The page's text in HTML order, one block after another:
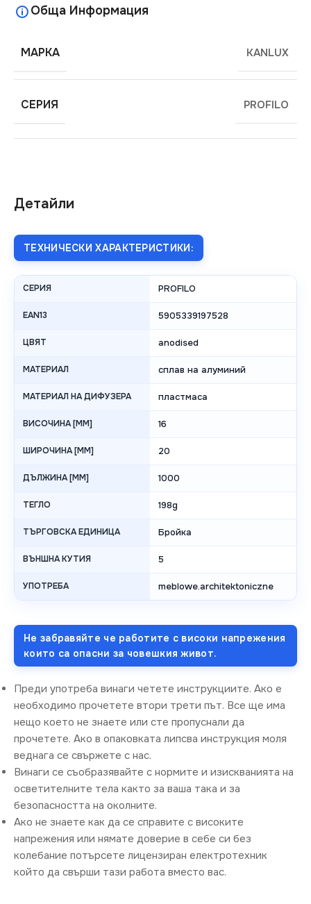
Детайли
ТЕХНИЧЕСКИ ХАРАКТЕРИСТИКИ:
СЕРИЯ PROFILO
EAN13 5905339197528
ЦВЯТ anodised
МАТЕРИАЛ сплав на алуминий
МАТЕРИАЛ НА ДИФУЗЕРА пластмаса
ВИСОЧИНА [MM] 16
ШИРОЧИНА [MM] 20
ДЪЛЖИНА [MM] 1000
ТЕГЛО 198g
ТЪРГОВСКА ЕДИНИЦА Бройка
ВЪНШНА КУТИЯ 5
УПОТРЕБА meblowe.architektoniczne
Не забравяйте че работите с високи напрежения
които са опасни за човешкия живот.
Преди употреба винаги четете инструкциите. Ако е
необходимо прочетете втори трети път. Все ще има
нещо което не знаете или сте пропуснали да
прочетете. Ако в опаковката липсва инструкция моля
веднага се свържете с нас.
Винаги се съобразявайте с нормите и изискванията на
осветителните тела както за ваша така и за
безопасността на околните.
Ако не знаете как да се справите с високите
напрежения или нямате доверие в себе си без
колебание потърсете лицензиран електротехник
който да свърши тази работа вместо вас.
Обща Информация
МАРКА KANLUX
СЕРИЯ PROFILO